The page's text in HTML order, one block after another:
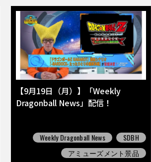
【9月19日（月）】「Weekly
Dragonball News」配信！
Weekly Dragonball News
SDBH
アミューズメント景品